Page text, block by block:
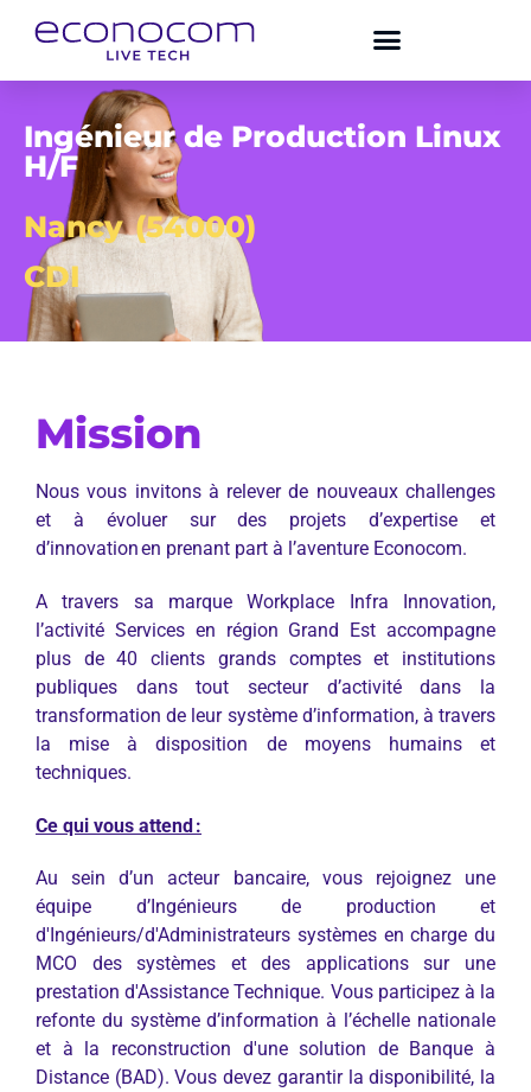
Ingénieur de Production Linux
H/F
Nancy (54000)
CDI
Mission
Nous vous invitons à relever de nouveaux challenges
et à évoluer sur des projets d’expertise et
d’innovation en prenant part à l’aventure Econocom.
A travers sa marque Workplace Infra Innovation,
l’activité Services en région Grand Est accompagne
plus de 40 clients grands comptes et institutions
publiques dans tout secteur d’activité dans la
transformation de leur système d’information, à travers
la mise à disposition de moyens humains et
techniques.
Ce qui vous attend :
Au sein d’un acteur bancaire, vous rejoignez une
équipe d’Ingénieurs de production et
d'Ingénieurs/d'Administrateurs systèmes en charge du
MCO des systèmes et des applications sur une
prestation d'Assistance Technique. Vous participez à la
refonte du système d’information à l’échelle nationale
et à la reconstruction d'une solution de Banque à
Distance (BAD). Vous devez garantir la disponibilité, la